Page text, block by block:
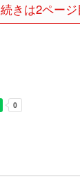
続きは2ペー